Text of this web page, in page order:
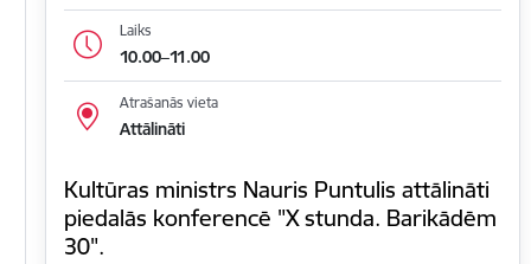
Laiks
10.00–11.00
Atrašanās vieta
Attālināti
Kultūras ministrs Nauris Puntulis attālināti
piedalās konferencē "X stunda. Barikādēm
30".